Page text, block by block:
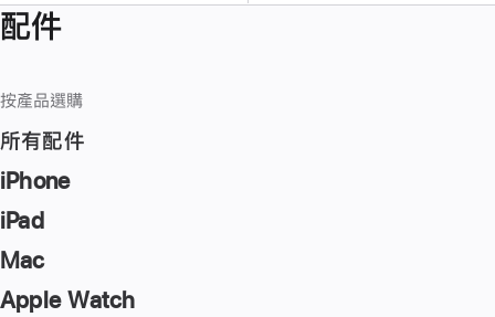
配件
按產品選購
所有配件
iPhone
iPad
Mac
Apple Watch